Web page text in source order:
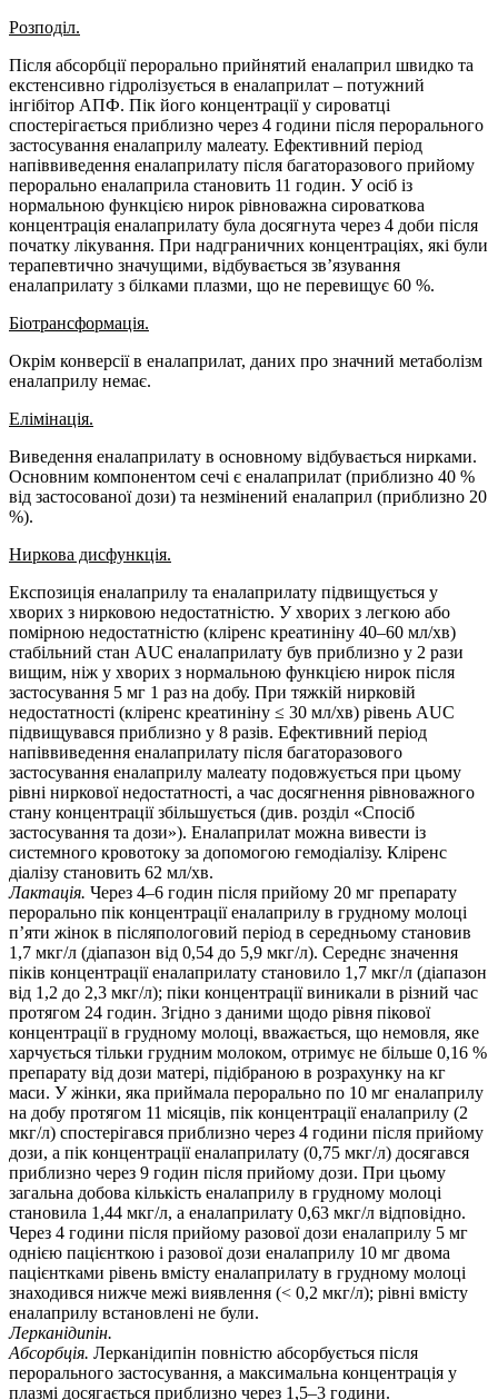
Розподіл.
Після абсорбції перорально прийнятий еналаприл швидко та
екстенсивно гідролізується в еналаприлат – потужний
інгібітор АПФ. Пік його концентрації у сироватці
спостерігається приблизно через 4 години після перорального
застосування еналаприлу малеату. Ефективний період
напіввиведення еналаприлату після багаторазового прийому
перорально еналаприла становить 11 годин. У осіб із
нормальною функцією нирок рівноважна сироваткова
концентрація еналаприлату була досягнута через 4 доби після
початку лікування. При надграничних концентраціях, які були
терапевтично значущими, відбувається зв’язування
еналаприлату з білками плазми, що не перевищує 60 %.
Біотрансформація.
Окрім конверсії в еналаприлат, даних про значний метаболізм
еналаприлу немає.
Елімінація.
Виведення еналаприлату в основному відбувається нирками.
Основним компонентом сечі є еналаприлат (приблизно 40 %
від застосованої дози) та незмінений еналаприл (приблизно 20
%).
Ниркова дисфункція.
Експозиція еналаприлу та еналаприлату підвищується у
хворих з нирковою недостатністю. У хворих з легкою або
помірною недостатністю (кліренс креатиніну 40–60 мл/хв)
стабільний стан AUC еналаприлату був приблизно у 2 рази
вищим, ніж у хворих з нормальною функцією нирок після
застосування 5 мг 1 раз на добу. При тяжкій нирковій
недостатності (кліренс креатиніну ≤ 30 мл/хв) рівень AUC
підвищувався приблизно у 8 разів. Ефективний період
напіввиведення еналаприлату після багаторазового
застосування еналаприлу малеату подовжується при цьому
рівні ниркової недостатності, а час досягнення рівноважного
стану концентрації збільшується (див. розділ «Спосіб
застосування та дози»). Еналаприлат можна вивести із
системного кровотоку за допомогою гемодіалізу. Кліренс
діалізу становить 62 мл/хв.
Лактація. Через 4–6 годин після прийому 20 мг препарату
перорально пік концентрації еналаприлу в грудному молоці
п’яти жінок в післяпологовий період в середньому становив
1,7 мкг/л (діапазон від 0,54 до 5,9 мкг/л). Середнє значення
піків концентрації еналаприлату становило 1,7 мкг/л (діапазон
від 1,2 до 2,3 мкг/л); піки концентрації виникали в різний час
протягом 24 годин. Згідно з даними щодо рівня пікової
концентрації в грудному молоці, вважається, що немовля, яке
харчується тільки грудним молоком, отримує не більше 0,16 %
препарату від дози матері, підібраною в розрахунку на кг
маси. У жінки, яка приймала перорально по 10 мг еналаприлу
на добу протягом 11 місяців, пік концентрації еналаприлу (2
мкг/л) спостерігався приблизно через 4 години після прийому
дози, а пік концентрації еналаприлату (0,75 мкг/л) досягався
приблизно через 9 годин після прийому дози. При цьому
загальна добова кількість еналаприлу в грудному молоці
становила 1,44 мкг/л, а еналаприлату 0,63 мкг/л відповідно.
Через 4 години після прийому разової дози еналаприлу 5 мг
однією пацієнткою і разової дози еналаприлу 10 мг двома
пацієнтками рівень вмісту еналаприлату в грудному молоці
знаходився нижче межі виявлення (< 0,2 мкг/л); рівні вмісту
еналаприлу встановлені не були.
Лерканідипін.
Абсорбція. Лерканідипін повністю абсорбується після
перорального застосування, а максимальна концентрація у
плазмі досягається приблизно через 1,5–3 години.